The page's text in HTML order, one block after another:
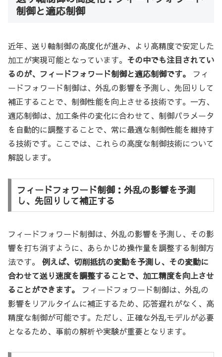
制御と適応制御
近年、送り軸制御の高度化が進み、より高精度で安定した
加工が実現可能となっています。 その中でも注目されてい
るのが、フィードフォワード制御と適応制御です。
フィ
ードフォワード制御は、外乱の影響を予測し、先回りして
補正することで、制御性能を向上させる技術です。一方、
適応制御は、加工条件の変化に合わせて、制御パラメータ
を自動的に調整することで、常に最適な制御性能を維持す
る技術です。ここでは、これらの高度な制御技術について
解説します。
フィードフォワード制御：外乱の影響を予測
し、先回りして補正する
フィードフォワード制御は、外乱の影響を予測し、その影
響を打ち消すように、あらかじめ操作量を調整する制御方
法です。 例えば、切削抵抗の変動を予測し、その変動に
合わせて送り速度を調整することで、加工精度を向上させ
ることができます。
フィードフォワード制御は、外乱の
影響をリアルタイムに補正するため、応答遅れがなく、高
精度な制御が可能です。ただし、正確な外乱モデルが必要
となるため、事前の解析や実験が重要となります。